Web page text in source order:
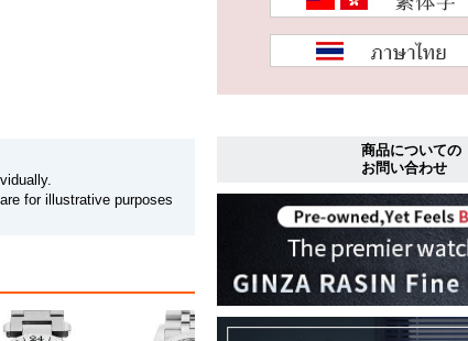
for illustrative purposes
商品についての
お問い合わせ